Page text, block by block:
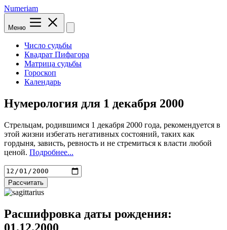
Numeriam
Меню
Число судьбы
Квадрат Пифагора
Матрица судьбы
Гороскоп
Календарь
Нумерология для 1 декабря 2000
Стрельцам, родившимся 1 декабря 2000 года, рекомендуется в
этой жизни избегать негативных состояний, таких как
гордыня, зависть, ревность и не стремиться к власти любой
ценой. Подробнее...
Рассчитать
Расшифровка даты рождения:
01.12.2000